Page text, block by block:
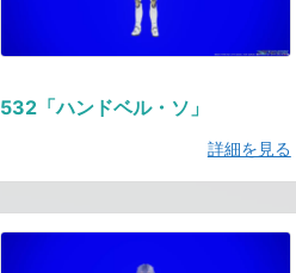
532「ハンドベル・ソ」
詳細を見る